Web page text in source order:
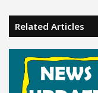
58 वर्ष से
सेवाएं की
किया आदेश
Related Articles